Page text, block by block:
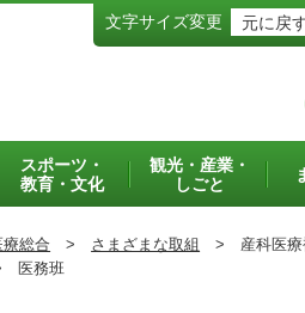
文字サイズ変更 元に戻
スポーツ・
教育・文化
観光・産業・
しごと
療総合 > さまざまな取組 > 産科医療
医務班